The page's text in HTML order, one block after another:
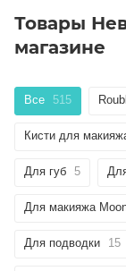
Товары
магазине
Все 515
Кисти для
Для губ 5
Для макияжа
Для подводки 15